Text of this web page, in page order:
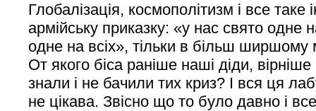
Глобалізація, космополітизм і все таке
армійську приказку: «у нас свято одне
одне на всіх», тільки в більш ширшому
От якого біса раніше наші діди,
знали і не бачили тих криз? І вся ця
не цікава. Звісно що то було давно і